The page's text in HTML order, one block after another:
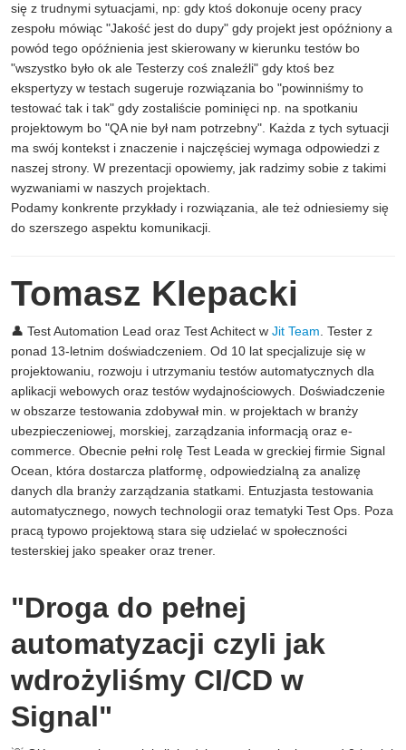
się z trudnymi sytuacjami, np: gdy ktoś dokonuje oceny pracy
zespołu mówiąc "Jakość jest do dupy" gdy projekt jest opóźniony a
powód tego opóźnienia jest skierowany w kierunku testów bo
"wszystko było ok ale Testerzy coś znaleźli" gdy ktoś bez
ekspertyzy w testach sugeruje rozwiązania bo "powinniśmy to
testować tak i tak" gdy zostaliście pominięci np. na spotkaniu
projektowym bo "QA nie był nam potrzebny". Każda z tych sytuacji
ma swój kontekst i znaczenie i najczęściej wymaga odpowiedzi z
naszej strony. W prezentacji opowiemy, jak radzimy sobie z takimi
wyzwaniami w naszych projektach.
Podamy konkrente przykłady i rozwiązania, ale też odniesiemy się
do szerszego aspektu komunikacji.
Tomasz Klepacki
👤 Test Automation Lead oraz Test Achitect w Jit Team. Tester z
ponad 13-letnim doświadczeniem. Od 10 lat specjalizuje się w
projektowaniu, rozwoju i utrzymaniu testów automatycznych dla
aplikacji webowych oraz testów wydajnościowych. Doświadczenie
w obszarze testowania zdobywał min. w projektach w branży
ubezpieczeniowej, morskiej, zarządzania informacją oraz e-
commerce. Obecnie pełni rolę Test Leada w greckiej firmie Signal
Ocean, która dostarcza platformę, odpowiedzialną za analizę
danych dla branży zarządzania statkami. Entuzjasta testowania
automatycznego, nowych technologii oraz tematyki Test Ops. Poza
pracą typowo projektową stara się udzielać w społeczności
testerskiej jako speaker oraz trener.
"Droga do pełnej
automatyzacji czyli jak
wdrożyliśmy CI/CD w
Signal"